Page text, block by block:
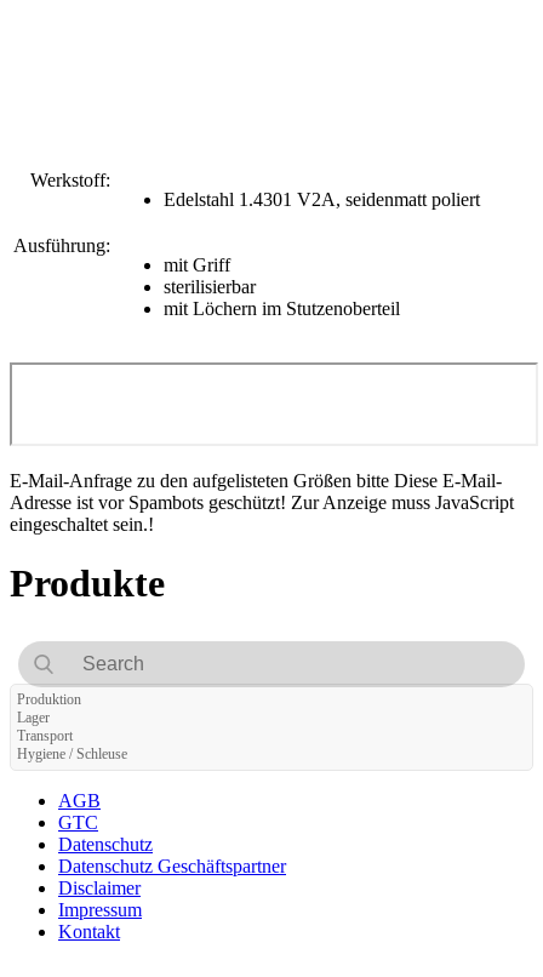
Werkstoff:
Edelstahl 1.4301 V2A, seidenmatt poliert
Ausführung:
mit Griff
sterilisierbar
mit Löchern im Stutzenoberteil
E-Mail-Anfrage zu den aufgelisteten Größen bitte Diese E-Mail-
Adresse ist vor Spambots geschützt! Zur Anzeige muss JavaScript
eingeschaltet sein.!
Produkte
Produktion
Lager
Transport
Hygiene / Schleuse
AGB
GTC
Datenschutz
Datenschutz Geschäftspartner
Disclaimer
Impressum
Kontakt